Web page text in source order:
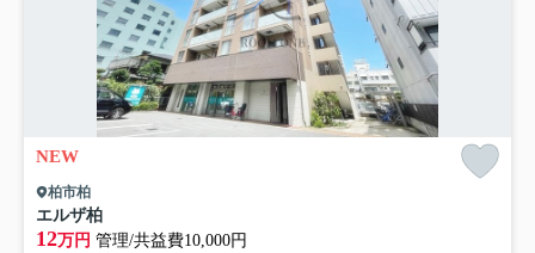
NEW
柏市柏
エルザ柏
12万円 管理/共益費10,000円